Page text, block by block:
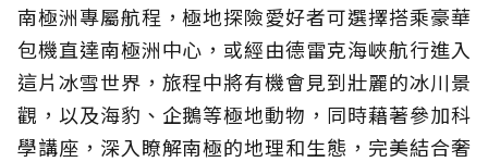
南極洲專屬航程，極地探險愛好者可選擇搭乘豪華
包機直達南極洲中心，或經由德雷克海峽航行進入
這片冰雪世界，旅程中將有機會見到壯麗的冰川景
觀，以及海豹、企鵝等極地動物，同時藉著參加科
學講座，深入瞭解南極的地理和生態，完美結合奢